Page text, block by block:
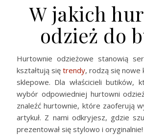
W jakich
odzież do
Hurtownie odzieżowe stanowią
kształtują siętrendy, rodzą się nowe
sklepowe. Dla właścicieli butików,
wybór odpowiedniej hurtowni
znaleźć hurtownie, które zaoferują
artykuł. Z nami odkryjesz, gdzie
prezentował się stylowo i oryginalnie!